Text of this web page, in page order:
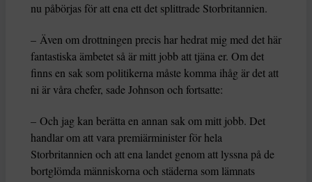
nu påbörjas för att ena ett det splittrade Storbritannien.
– Även om drottningen precis har hedrat mig med det här
fantastiska ämbetet så är mitt jobb att tjäna er. Om det
finns en sak som politikerna måste komma ihåg är det att
ni är våra chefer, sade Johnson och fortsatte:
– Och jag kan berätta en annan sak om mitt jobb. Det
handlar om att vara premiärminister för hela
Storbritannien och att ena landet genom att lyssna på de
bortglömda människorna och städerna som lämnats